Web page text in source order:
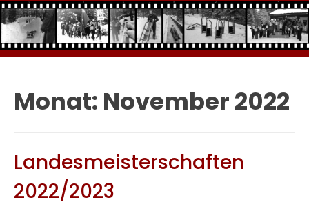
Monat: November 2022
Landesmeisterschaften
2022/2023